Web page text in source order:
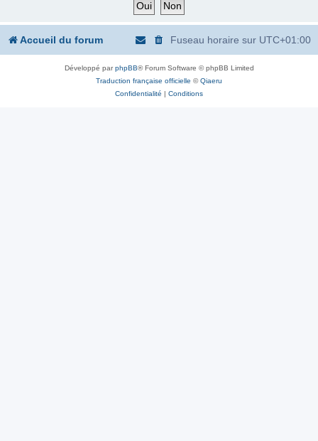
c
Accueil du forum Fuseau horaire sur UTC+01:00
Développé parphpBB® Forum Software © phpBB Limited
Traduction française officielle ©Qiaeru
Confidentialité | Conditions